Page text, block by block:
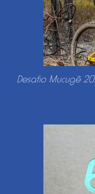
Desafio Mucugê